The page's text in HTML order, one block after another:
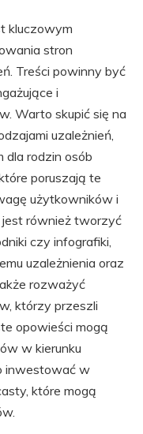
kluczowym
stron
Treści powinny być
i
Warto skupić się na
uzależnień,
dla rodzin osób
poruszają te
użytkowników i
jest również tworzyć
czy infografiki,
uzależnienia oraz
rozważyć
którzy przeszli
opowieści mogą
w kierunku
inwestować w
które mogą